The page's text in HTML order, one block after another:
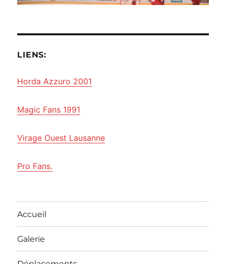
LIENS:
Horda Azzuro 2001
Magic Fans 1991
Virage Ouest Lausanne
Pro Fans.
Accueil
Galerie